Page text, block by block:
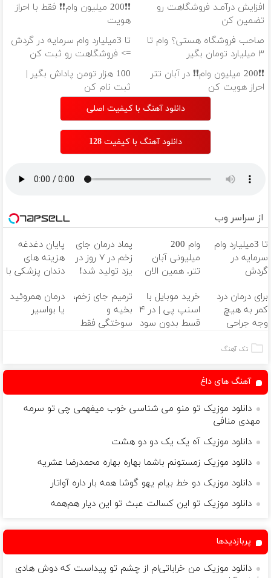
افزایش درآمـد فروشگاهت رو
تضمین کن
❗❗200 میلیون وام❗❗ فقط با احراز
هویت
صاحب فروشگاه هستی؟ وام تا
۳ میلیارد تومان بگیر
تا 3میلیارد وام سرمایه در گردش
=> فروشگاهت رو ثبت کن
❗❗200 میلیون وام❗❗ در آبان تتر
احراز هویت کن
100 هزار تومن پاداش بگیر |
ثبت نام کن
دانلود آهنگ با کیفیت اصلی
دانلود آهنگ با کیفیت 128
از سراسر وب
تا 3میلیارد وام
سرمایه در
گردش
فروشگاهت رو
ثبت کن
وام 200
میلیونی آبان
تتر. همین الان
پماد درمان جای
زخم در ۷ روز در
یزد تولید شد!
پایان دغدغه
هزینه های
دندان پزشکی با
کننده خانگی
برای درمان درد
کمر به هیچ
وجه جراحی
پرسش‌نامه رو پر
خرید موبایل با
اسنپ پی | در ۴
قسط بدون سود
ترمیم جای زخم،
بخیه و
سوختگی فقط
درمان همروئید
یا بواسیر
تک آهنگ
آهنگ های داغ
دانلود موزیک تو منو می شناسی خوب میفهمی چی تو سرمه
مهدی منافی
دانلود موزیک آه یک یک دو دو هشت
دانلود موزیک زمستونم باشما بهاره بهاره محمدرضا عشریه
دانلود موزیک دو خط بیام یهو گوشا همه بار داره آواتار
دانلود موزیک تو این کسالت عبث تو این دیار هم‌همه
پربازدیدها
دانلود موزیک من خراباتی‌ام از چشم تو پیداست که دوش هادی